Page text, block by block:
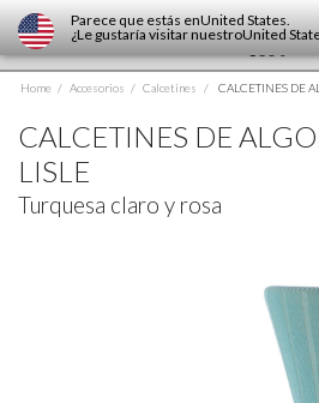
Parece que estás enUnited States.
¿Le gustaría visitar nuestroUnited
Home / Accesorios / Calcetines / CALCETINES DE
CALCETINES DE
LISLE
Turquesa claro y rosa